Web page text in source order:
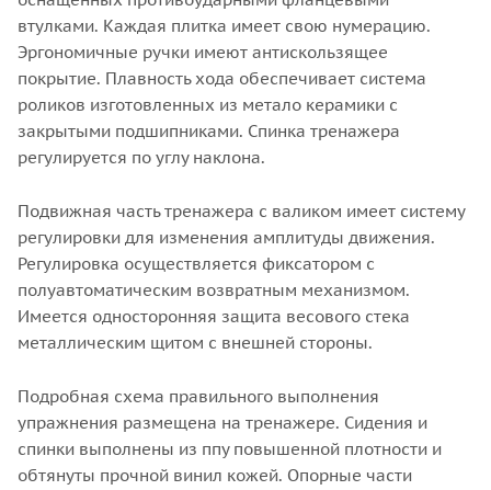
втулками. Каждая плитка имеет свою нумерацию.
Эргономичные ручки имеют антискользящее
покрытие. Плавность хода обеспечивает система
роликов изготовленных из метало керамики с
закрытыми подшипниками. Спинка тренажера
регулируется по углу наклона.
Подвижная часть тренажера с валиком имеет систему
регулировки для изменения амплитуды движения.
Регулировка осуществляется фиксатором с
полуавтоматическим возвратным механизмом.
Имеется односторонняя защита весового стека
металлическим щитом с внешней стороны.
Подробная схема правильного выполнения
упражнения размещена на тренажере. Сидения и
спинки выполнены из ппу повышенной плотности и
обтянуты прочной винил кожей. Опорные части